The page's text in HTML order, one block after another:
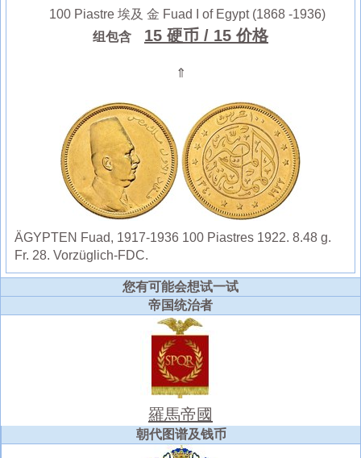
100 Piastre 埃及 金 Fuad I of Egypt (1868 -1936)
组包含
15 硬币 / 15 价格
⇑
ÄGYPTEN Fuad, 1917-1936 100 Piastres 1922. 8.48 g.
Fr. 28. Vorzüglich-FDC.
您有可能会想试一试
帝国统治者
羅馬帝國
朝代图谱及钱币